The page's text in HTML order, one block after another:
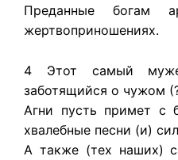
Преданные богам
жертвоприношениях.
4 Этот самый
заботящийся о чужом
Агни пусть примет с
хвалебные песни (и)
А также (тех наших)